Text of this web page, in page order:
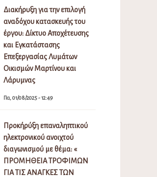
Διακήρυξη για την επιλογή
αναδόχου κατασκευής του
έργου: Δίκτυο Αποχέτευσης
και Εγκατάστασης
Επεξεργασίας Λυμάτων
Οικισμών Μαρτίνου και
Λάρυμνας
Πα, 01/08/2025 - 12:49
Προκήρύξη επαναληπτικού
ηλεκτρονικού ανοιχτού
διαγωνισμού με θέμα: «
ΠΡΟΜΗΘΕΙΑ ΤΡΟΦΙΜΩΝ
ΓΙΑ ΤΙΣ ΑΝΑΓΚΕΣ ΤΩΝ